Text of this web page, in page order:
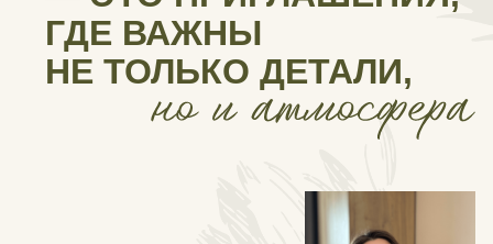
*принадлежит компании Meta, признанной
экстремистской и запрещённой на территории РФ